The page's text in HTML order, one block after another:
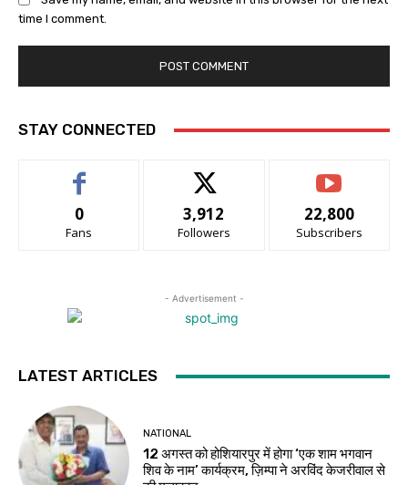
time I comment.
STAY CONNECTED
0
Fans
3,912
Followers
22,800
Subscribers
- Advertisement -
LATEST ARTICLES
NATIONAL
12 अगस्त को होशियारपुर में होगा ‘एक शाम भगवान
शिव के नाम’ कार्यक्रम, ज़िम्पा ने अरविंद केजरीवाल से